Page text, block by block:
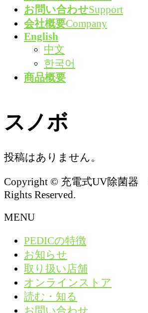
お問い合わせSupport
会社概要Company
English
中文
한국어
商品概要
スノボ
投稿はありません。
Copyright © 充電式UV除菌器
Rights Reserved.
MENU
PEDICの特徴
お知らせ
取り扱い店舗
オンラインストア
読む・知る
お問い合わせ